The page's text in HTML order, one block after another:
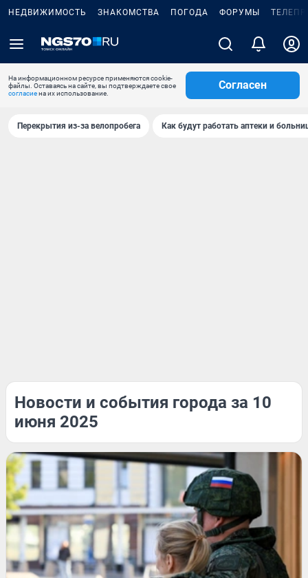
НЕДВИЖИМОСТЬ ЗНАКОМСТВА ПОГОДА ФОРУМЫ
На информационном ресурсе применяются cookie-
файлы. Оставаясь на сайте, вы подтверждаете свое
согласиена их использование.
Согласен
Перекрытия из-за велопробега Как будут работать аптеки и
Новости и события города за 10
июня 2025